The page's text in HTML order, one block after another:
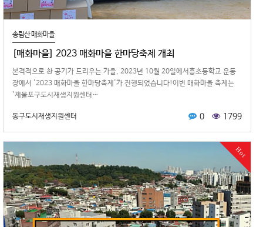
송림산 매화마을
[매화마을] 2023 매화마을 한마당축제 개최
본격적으로 찬 공기가 드리우는 가을, 2023년 10월 20일에서흥초등학교 운동
장에서 '2023 매화마을 한마당축제'가 진행되었습니다!이번 매화마을 축제는
'제물포구도시재생지원센터…
동구도시재생지원센터 0 1799
Hot